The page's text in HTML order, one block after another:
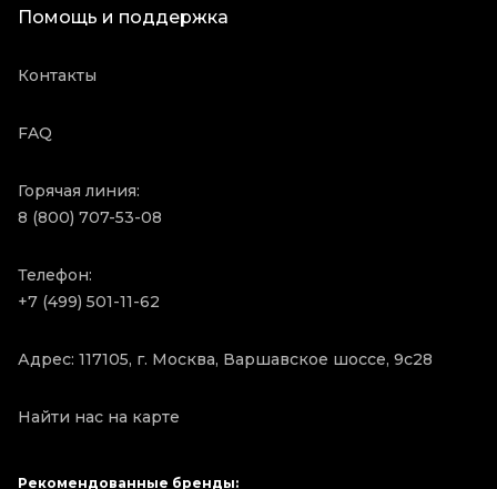
Помощь и поддержка
Контакты
FAQ
Горячая линия:
8 (800) 707-53-08
Телефон:
+7 (499) 501-11-62
Адрес: 117105, г. Москва, Варшавское шоссе, 9с28
Найти нас на карте
Рекомендованные бренды: